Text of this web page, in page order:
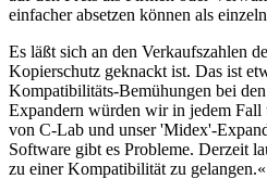
einfacher absetzen können als
Es läßt sich an den Verkaufszahlen
Kopierschutz geknackt ist. Das ist
Kompatibilitäts-Bemühungen bei
Expandern würden wir in jedem Fall
von C-Lab und unser 'Midex'-
Software gibt es Probleme. Derzeit
zu einer Kompatibilität zu gelangen.«